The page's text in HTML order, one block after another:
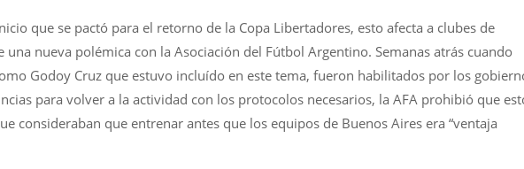
que se pactó para el retorno de la Copa Libertadores, esto afecta a clubes de
una nueva polémica con la Asociación del Fútbol Argentino. Semanas atrás cuando
Godoy Cruz que estuvo incluído en este tema, fueron habilitados por los
para volver a la actividad con los protocolos necesarios, la AFA prohibió que
consideraban que entrenar antes que los equipos de Buenos Aires era “ventaja